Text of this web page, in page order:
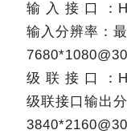
输 入 接 口 ：
输入分辨率：
级 联 接 口 ：
级联接口输出